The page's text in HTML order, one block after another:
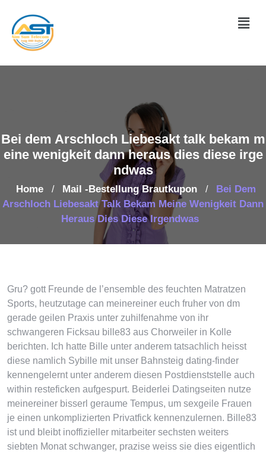
Bei dem Arschloch Liebesakt talk bekam m
eine wenigkeit dann heraus dies diese irge
ndwas
Home / Mail -Bestellung Brautkupon /
Bei Dem
Arschloch Liebesakt Talk Bekam Meine Wenigkeit Dann
Heraus Dies Diese Irgendwas
Gru? gott Freunde de l’ensemble des feuchten Matratzen
Sports, heutzutage can meinereiner euch fruher von dm
gerade geilen Praxis unter zuhilfenahme von ihr
schwangeren Ficksau bille83 aus Chorweiler in Kolle
berichten. Ich hatte Bille unter anderem tatsachlich heisst
diese namlich Sybille mit unser Bahnsteig dating-finder
kennengelernt unter anderem diesen Postdienststelle auch
within resteficken aufgespurt. Beiderlei Datingseiten nutze
meinereiner bisserl geraume Tempus, um sexgeile Frauen
je einen unkomplizierten Privatfick kennenzulernen. Bille83
ist und bleibt inoffizieller mitarbeiter sechsten weiters
siebten Monat schwanger, prazise weiss sie dies eigentlich